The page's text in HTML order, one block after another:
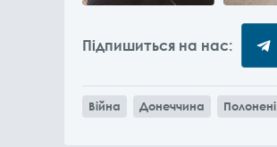
Підпишиться на нас:
Війна Донеччина Полонені